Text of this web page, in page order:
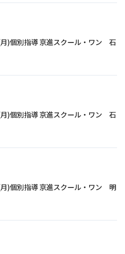
て
月)個別指導 京進スクール・ワン 石
月)個別指導 京進スクール・ワン 石
月)個別指導 京進スクール・ワン 明